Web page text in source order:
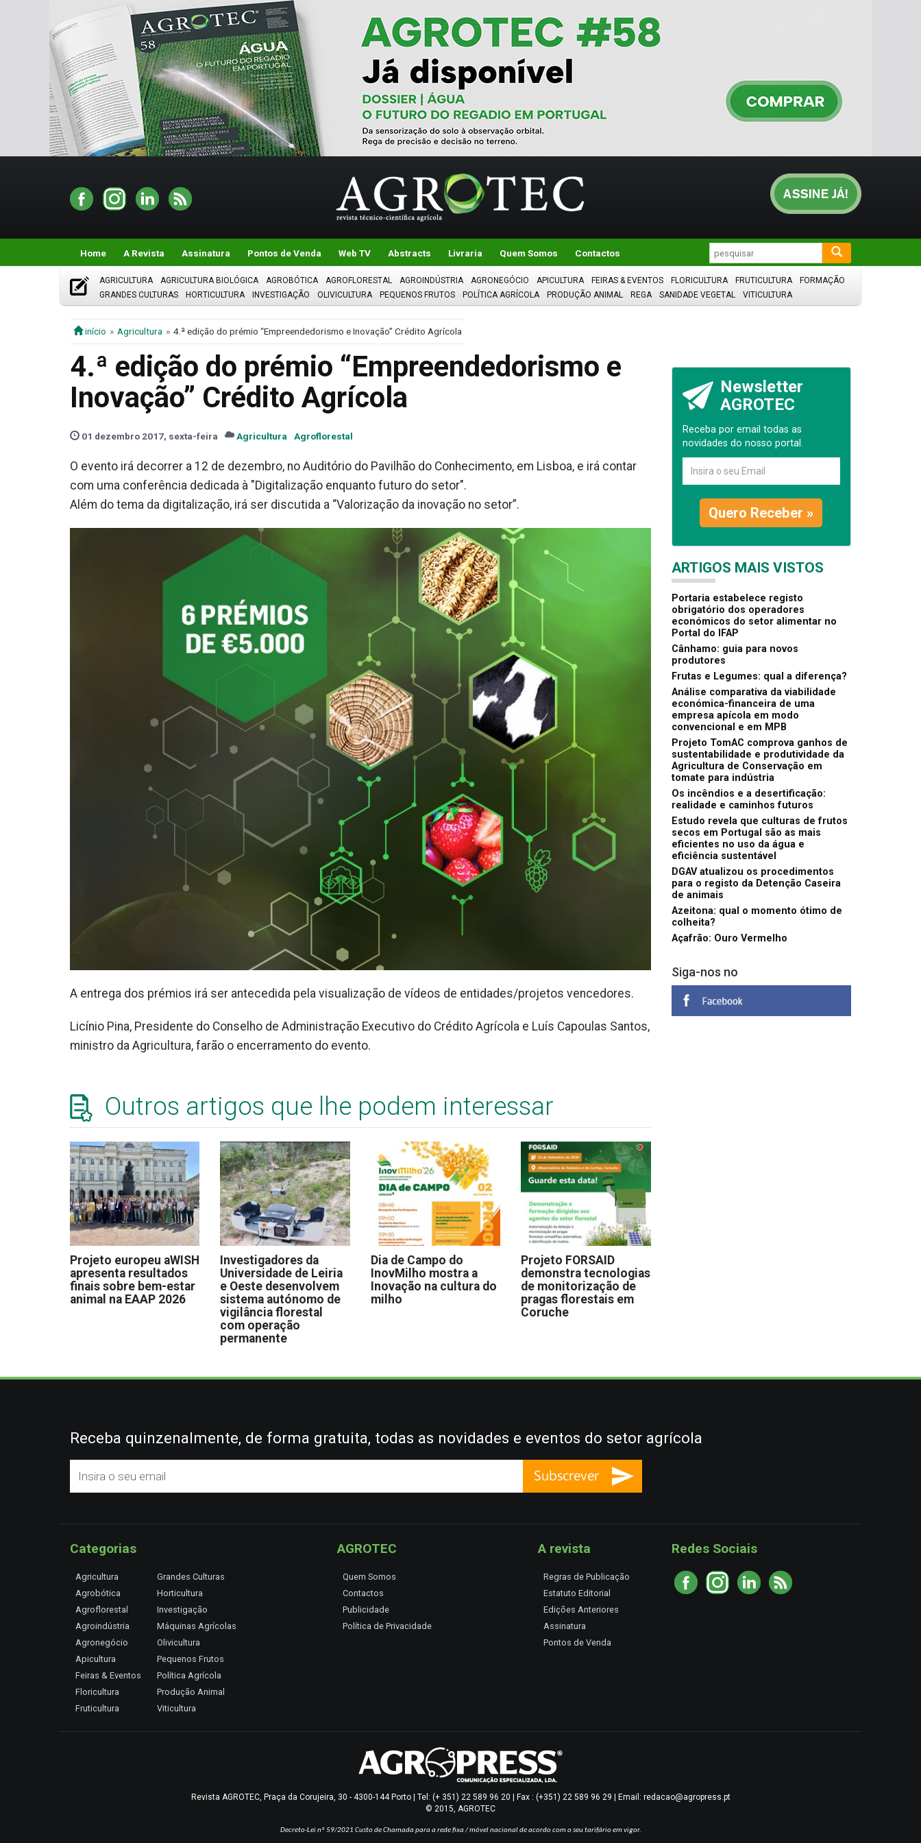
Home A Revista Assinatura Pontos de Venda Web TV Abstracts Livraria Quem Somos Contactos
AGRICULTURA AGRICULTURA BIOLÓGICA AGROBÓTICA AGROFLORESTAL AGROINDÚSTRIA AGRONEGÓCIO APICULTURA FEIRAS & EVENTOS FLORICULTURA FRUTICULTURA
FORMAÇÃO
GRANDES CULTURAS
HORTICULTURA INVESTIGAÇÃO OLIVICULTURA PEQUENOS FRUTOS POLÍTICA AGRÍCOLA PRODUÇÃO ANIMAL REGA SANIDADE VEGETAL VITICULTURA
início Agricultura 4.ª edição do prémio “Empreendedorismo e Inovação” Crédito Agrícola
4.ª edição do prémio “Empreendedorismo e
Inovação” Crédito Agrícola
01 dezembro 2017, sexta-feira Agricultura Agroflorestal
O evento irá decorrer a 12 de dezembro, no Auditório do Pavilhão do Conhecimento, em Lisboa, e irá contar
com uma conferência dedicada à "Digitalização enquanto futuro do setor".
Além do tema da digitalização, irá ser discutida a “Valorização da inovação no setor”.
A entrega dos prémios irá ser antecedida pela visualização de vídeos de entidades/projetos vencedores.
Licínio Pina, Presidente do Conselho de Administração Executivo do Crédito Agrícola e Luís Capoulas Santos,
ministro da Agricultura, farão o encerramento do evento.
Outros artigos que lhe podem interessar
Projeto europeu aWISH
apresenta resultados
finais sobre bem-estar
animal na EAAP 2026
Investigadores da
Universidade de Leiria
e Oeste desenvolvem
sistema autónomo de
vigilância florestal
com operação
permanente
Dia de Campo do
InovMilho mostra a
Inovação na cultura do
milho
Projeto FORSAID
demonstra tecnologias
de monitorização de
pragas florestais em
Coruche
Newsletter
AGROTEC
Receba por email todas as
novidades do nosso portal.
Quero Receber »
ARTIGOS MAIS VISTOS
Portaria estabelece registo
obrigatório dos operadores
económicos do setor alimentar no
Portal do IFAP
Cânhamo: guia para novos
produtores
Frutas e Legumes: qual a diferença?
Análise comparativa da viabilidade
económica-financeira de uma
empresa apícola em modo
convencional e em MPB
Projeto TomAC comprova ganhos de
sustentabilidade e produtividade da
Agricultura de Conservação em
tomate para indústria
Os incêndios e a desertificação:
realidade e caminhos futuros
Estudo revela que culturas de frutos
secos em Portugal são as mais
eficientes no uso da água e
eficiência sustentável
DGAV atualizou os procedimentos
para o registo da Detenção Caseira
de animais
Azeitona: qual o momento ótimo de
colheita?
Açafrão: Ouro Vermelho
Siga-nos no
Receba quinzenalmente, de forma gratuita, todas as novidades e eventos do setor agrícola
Categorias
Agricultura
Agrobótica
Agroflorestal
Agroindústria
Agronegócio
Apicultura
Feiras & Eventos
Floricultura
Fruticultura
Grandes Culturas
Horticultura
Investigação
Máquinas Agrícolas
Olivicultura
Pequenos Frutos
Política Agrícola
Produção Animal
Viticultura
AGROTEC
Quem Somos
Contactos
Publicidade
Política de Privacidade
A revista
Regras de Publicação
Estatuto Editorial
Edições Anteriores
Assinatura
Pontos de Venda
Redes Sociais
Revista AGROTEC, Praça da Corujeira, 30 - 4300-144 Porto | Tel: (+ 351) 22 589 96 20 | Fax : (+351) 22 589 96 29 | Email: redacao@agropress.pt
© 2015, AGROTEC
Decreto-Lei nº 59/2021 Custo de Chamada para a rede fixa / móvel nacional de acordo com o seu tarifário em vigor.